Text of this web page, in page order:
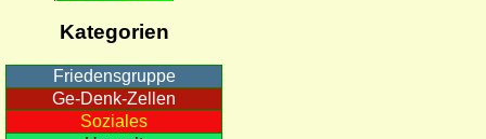
Kategorien
Friedensgruppe
Ge-Denk-Zellen
Soziales